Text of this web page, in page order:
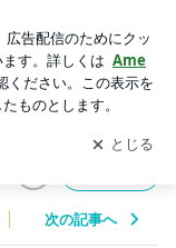
を受け取りまし
開く
次の記事へ